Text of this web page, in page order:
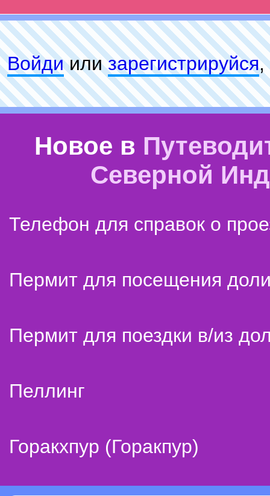
Войдиилизарeгиcтpируйся,
Новое в
Северной
Телефон для справок о
Пермит для посещения
Пермит для поездки в/из
Пеллинг
Горакхпур (Горакпур)